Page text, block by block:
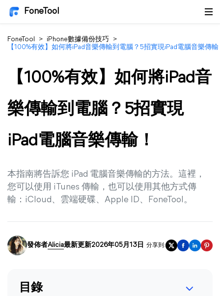
FoneTool
FoneTool > iPhone數據備份技巧
>
【100%有效】如何將iPad音樂傳輸到電腦？5招實現iPad電腦音樂傳輸
【100%有效】如何將iPad音
樂傳輸到電腦？5招實現
iPad電腦音樂傳輸！
本指南將告訴您 iPad 電腦音樂傳輸的方法。這裡，
您可以使用 iTunes 傳輸，也可以使用其他方式傳
輸：iCloud、雲端硬碟、Apple ID、FoneTool。
發佈者Alicia最新更新2026年05月13日 分享到:
目錄